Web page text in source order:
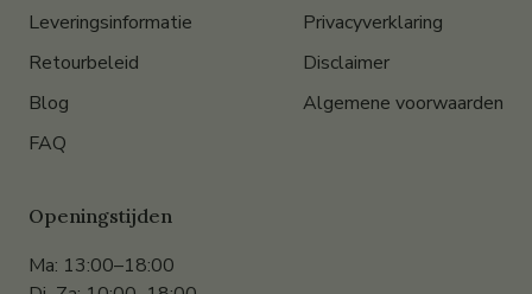
Leveringsinformatie
Retourbeleid
Blog
FAQ
Privacyverklaring
Disclaimer
Algemene voorwaarden
Openingstijden
Ma: 13:00–18:00